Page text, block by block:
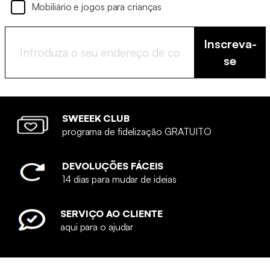
Mobiliário e jogos para crianças
Inscreva-
se
SWEEEK CLUB
programa de fidelização GRATUITO
DEVOLUÇÕES FÁCEIS
14 dias para mudar de ideias
SERVIÇO AO CLIENTE
aqui para o ajudar